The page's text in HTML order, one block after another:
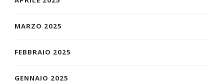
MARZO 2025
FEBBRAIO 2025
GENNAIO 2025